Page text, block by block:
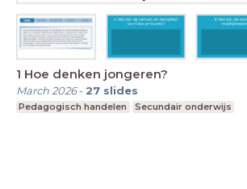
1 Hoe denken jongeren?
March 2026- 27 slides
Pedagogisch handelen Secundair onderwijs